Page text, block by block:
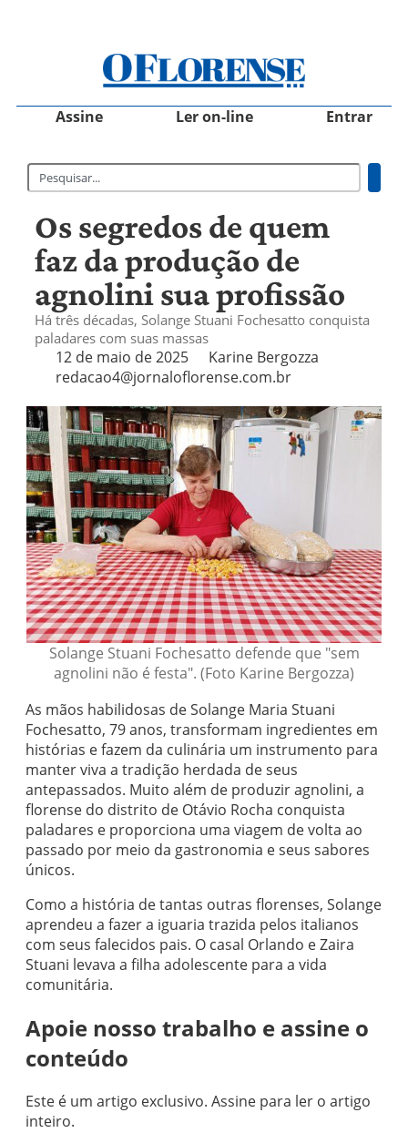
Assine Ler on-line Entrar
Os segredos de quem
faz da produção de
agnolini sua profissão
Há três décadas, Solange Stuani Fochesatto conquista
paladares com suas massas
12 de maio de 2025
Karine Bergozza
redacao4@jornaloflorense.com.br
Solange Stuani Fochesatto defende que "sem
agnolini não é festa". (Foto Karine Bergozza)
As mãos habilidosas de Solange Maria Stuani
Fochesatto, 79 anos, transformam ingredientes em
histórias e fazem da culinária um instrumento para
manter viva a tradição herdada de seus
antepassados. Muito além de produzir agnolini, a
florense do distrito de Otávio Rocha conquista
paladares e proporciona uma viagem de volta ao
passado por meio da gastronomia e seus sabores
únicos.
Como a história de tantas outras florenses, Solange
aprendeu a fazer a iguaria trazida pelos italianos
com seus falecidos pais. O casal Orlando e Zaira
Stuani levava a filha adolescente para a vida
comunitária.
Apoie nosso trabalho e assine o
conteúdo
Este é um artigo exclusivo. Assine para ler o artigo
inteiro.